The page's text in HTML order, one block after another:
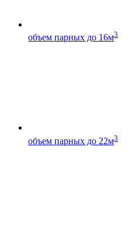
объем парных до 16м3
объем парных до 22м3